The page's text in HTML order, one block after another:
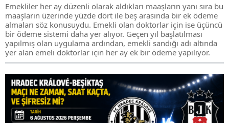
Emekliler her ay düzenli olarak aldıkları maaşların yanı sıra bu
maaşların üzerinde yüzde dört ile beş arasında bir ek ödeme
almaları söz konusuydu. Emekli olan doktorlar için ise üçüncü
bir ödeme sistemi daha yer alıyor. Geçen yıl başlatılması
yapılmış olan uygulama ardından, emekli sandığı adı altında
yer alan emeli doktorlar için her ay ek bir ödeme yapılıyor.